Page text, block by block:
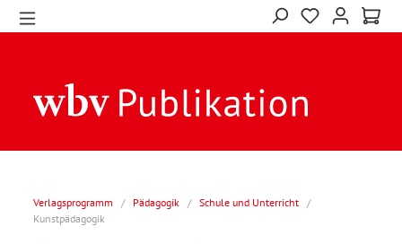
Verlagsprogramm / Pädagogik / Schule und Unterricht /
Kunstpädagogik